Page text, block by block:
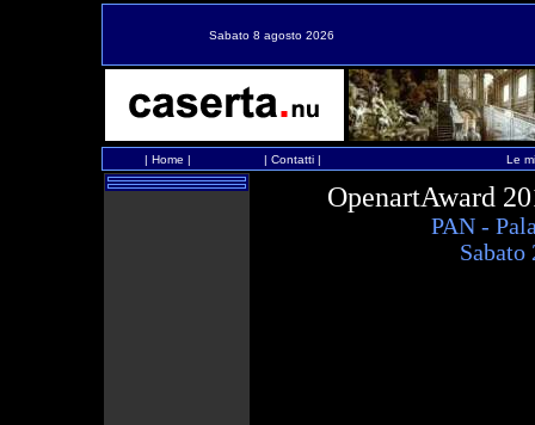
Sabato 8 agosto 2026
| Home | | Contatti| Le
OpenartAward
PAN -
Sabato